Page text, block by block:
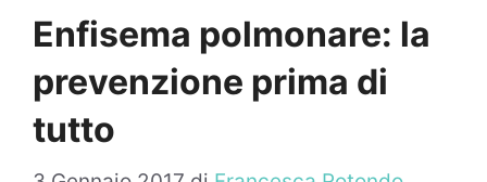
Enfisema polmonare: la
prevenzione prima di
tutto